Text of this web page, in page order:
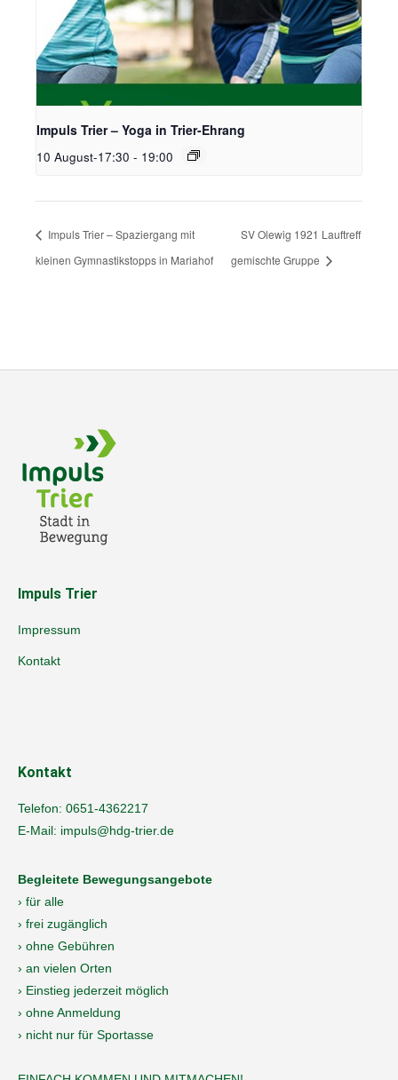
Impuls Trier – Yoga in Trier-Ehrang
10 August-17:30 - 19:00
Impuls Trier – Spaziergang mit
kleinen Gymnastikstopps in Mariahof
SV Olewig 1921 Lauftreff
gemischte Gruppe
Impuls Trier
Impressum
Kontakt
Kontakt
Telefon: 0651-4362217
E-Mail: impuls@hdg-trier.de
Begleitete Bewegungsangebote
› für alle
› frei zugänglich
› ohne Gebühren
› an vielen Orten
› Einstieg jederzeit möglich
› ohne Anmeldung
› nicht nur für Sportasse